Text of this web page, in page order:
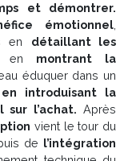
et démontrer.
émotionnel,
en détaillant les
en montrant la
éduquer dans un
en introduisant la
l’achat. Après
vient le tour du
de l’intégration